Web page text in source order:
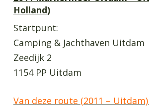
Holland)
Startpunt:
Camping & Jachthaven Uitdam
Zeedijk 2
1154 PP Uitdam
Van deze route (2011 –